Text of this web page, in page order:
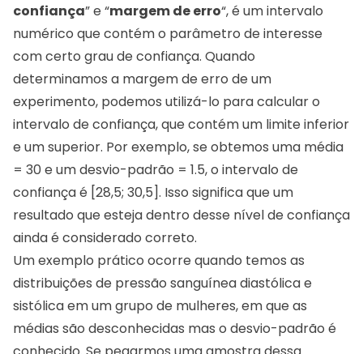
confiança” e “margem de erro“, é um intervalo
numérico que contém o parâmetro de interesse
com certo grau de confiança. Quando
determinamos a margem de erro de um
experimento, podemos utilizá-lo para calcular o
intervalo de confiança, que contém um limite inferior
e um superior. Por exemplo, se obtemos uma média
= 30 e um desvio-padrão = 1.5, o intervalo de
confiança é [28,5; 30,5]. Isso significa que um
resultado que esteja dentro desse nível de confiança
ainda é considerado correto.
Um exemplo prático ocorre quando temos as
distribuições de pressão sanguínea diastólica e
sistólica em um grupo de mulheres, em que as
médias são desconhecidas mas o desvio-padrão é